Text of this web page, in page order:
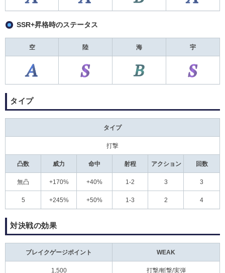
SSR+昇格時のステータス
空 陸 海 宇
タイプ
タイプ
打撃
凸数 威力 命中 射程 アクション 回数
無凸 +170% +40% 1-2 3 3
5 +245% +50% 1-3 2 4
対決戦の効果
ブレイクゲージポイント WEAK
1,500 打撃/斬撃/実弾